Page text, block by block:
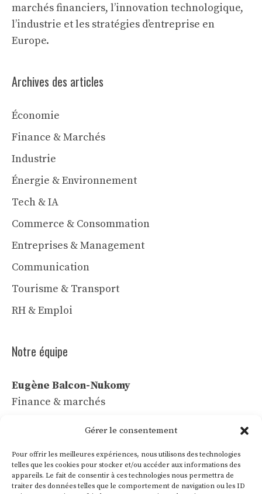
Gérer le consentement
Pour offrir les meilleures expériences, nous utilisons des technologies
telles que les cookies pour stocker et/ou accéder aux informations des
appareils. Le fait de consentir à ces technologies nous permettra de
traiter des données telles que le comportement de navigation ou les ID
marchés financiers, l’innovation technologique,
l’industrie et les stratégies d’entreprise en
Europe.
Archives des articles
Économie
Finance & Marchés
Industrie
Énergie & Environnement
Tech & IA
Commerce & Consommation
Entreprises & Management
Communication
Tourisme & Transport
RH & Emploi
Notre équipe
Eugène Balcon-Nukomy
Finance & marchés
Léa Voss
Commerce & communication